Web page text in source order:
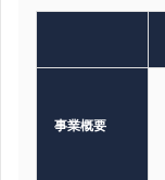
事業概要